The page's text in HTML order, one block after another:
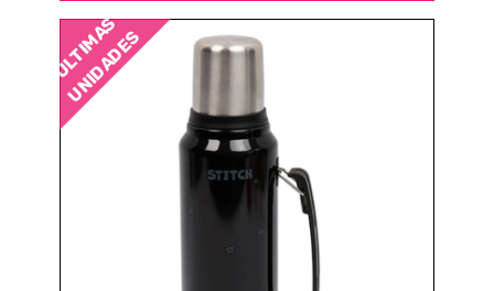
ÚLTIMAS
UNIDADES